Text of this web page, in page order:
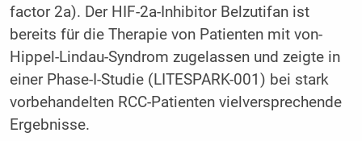
factor 2a). Der HIF-2a-Inhibitor Belzutifan ist
bereits für die Therapie von Patienten mit von-
Hippel-Lindau-Syndrom zugelassen und zeigte in
einer Phase-I-Studie (LITESPARK-001) bei stark
vorbehandelten RCC-Patienten vielversprechende
Ergebnisse.